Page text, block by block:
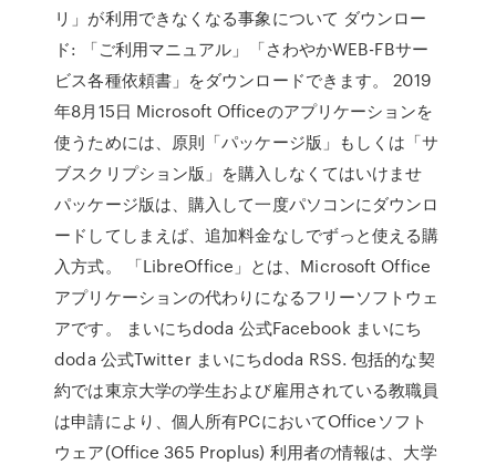
リ」が利用できなくなる事象について ダウンロー
ド: 「ご利用マニュアル」「さわやかWEB-FBサー
ビス各種依頼書」をダウンロードできます。 2019
年8月15日 Microsoft Officeのアプリケーションを
使うためには、原則「パッケージ版」もしくは「サ
ブスクリプション版」を購入しなくてはいけませ
パッケージ版は、購入して一度パソコンにダウンロ
ードしてしまえば、追加料金なしでずっと使える購
入方式。 「LibreOffice」とは、Microsoft Office
アプリケーションの代わりになるフリーソフトウェ
アです。 まいにちdoda 公式Facebook まいにち
doda 公式Twitter まいにちdoda RSS. 包括的な契
約では東京大学の学生および雇用されている教職員
は申請により、個人所有PCにおいてOfficeソフト
ウェア(Office 365 Proplus) 利用者の情報は、大学